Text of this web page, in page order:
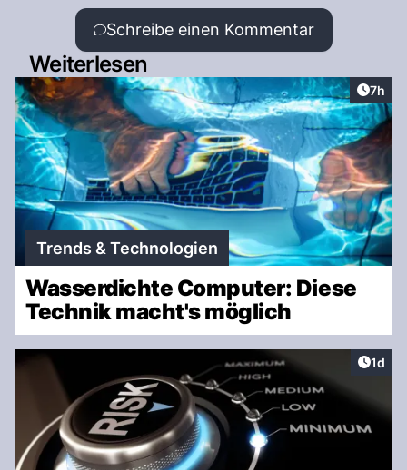
Schreibe einen Kommentar
Weiterlesen
7h
Trends & Technologien
Wasserdichte Computer: Diese
Technik macht's möglich
1d